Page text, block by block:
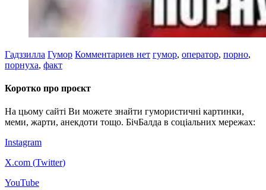
Гадззилла Гумор Комментариев нет гумор, оператор, порно,
порнуха, факт
Коротко про проєкт
На цьому сайті Ви можете знайти гумористичні картинки,
меми, жарти, анекдоти тощо. БічБалда в соціальних мережах:
Instagram
X.com (Twitter)
YouTube